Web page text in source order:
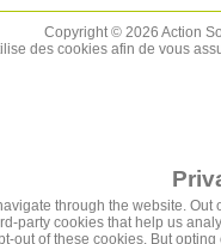
Copyright © 2026 Action
des cookies afin de vous
through the website.
party cookies that help us
out of these cookies. But